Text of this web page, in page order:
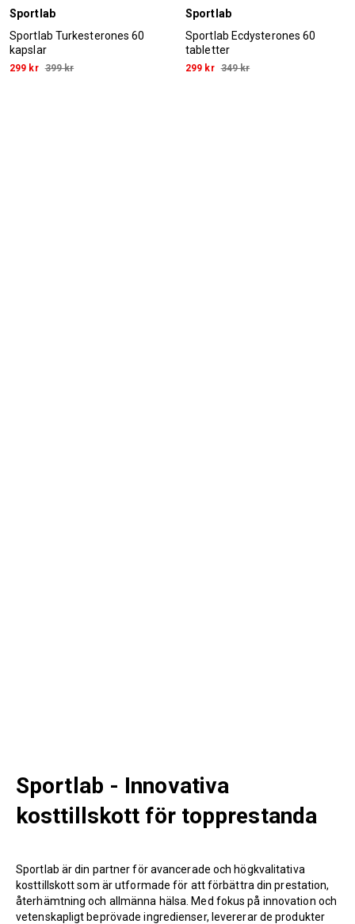
Sportlab - Innovativa
kosttillskott för topprestanda
Sportlab är din partner för avancerade och högkvalitativa
kosttillskott som är utformade för att förbättra din prestation,
återhämtning och allmänna hälsa. Med fokus på innovation och
vetenskapligt beprövade ingredienser, levererar de produkter
Sportlab
Sportlab Turkesterones 60
kapslar
299 kr 399 kr
Sportlab
Sportlab Ecdysterones 60
tabletter
299 kr 349 kr